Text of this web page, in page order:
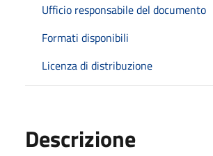
Ufficio responsabile del documento
Formati disponibili
Licenza di distribuzione
Descrizione